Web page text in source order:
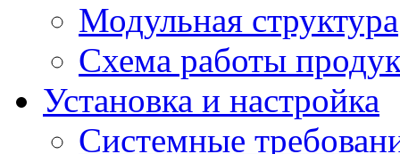
Модульная структура
Схема работы
Установка и настройка
Системные